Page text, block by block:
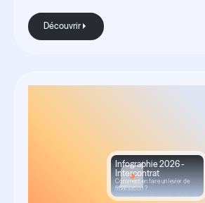
Découvrir
Découvrir
Infographie 2026 -
Intercontrat
Comment en faire un levier de
fidélisation ?